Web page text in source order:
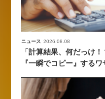
ニュース 2026.08.08
「計算結果、何だっけ
『一瞬でコピー』するワ